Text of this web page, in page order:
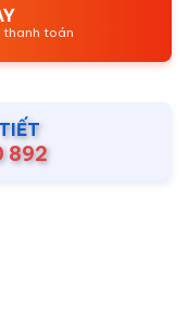
thanh toán
892